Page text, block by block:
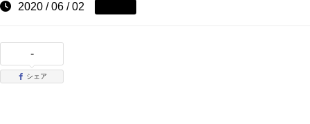
2020 / 06 / 02
-
シェア